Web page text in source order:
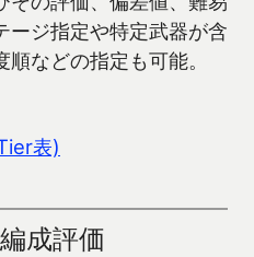
ージ指定や特定武器が含
などの指定も可能。
表)
成評価